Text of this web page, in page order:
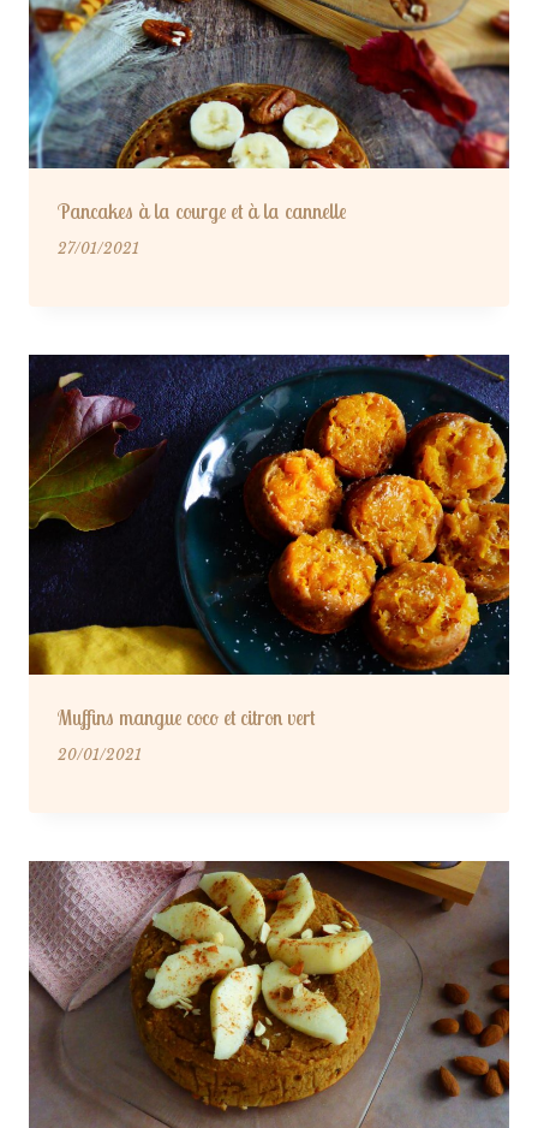
Pancakes à la courge et à la cannelle
27/01/2021
Muffins mangue coco et citron vert
20/01/2021